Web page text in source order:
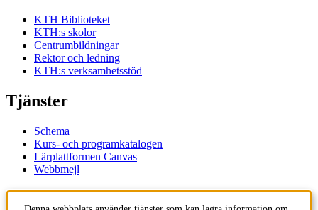
KTH Biblioteket
KTH:s skolor
Centrumbildningar
Rektor och ledning
KTH:s verksamhetsstöd
Tjänster
Schema
Kurs- och programkatalogen
Lärplattformen Canvas
Webbmejl
Kontakt